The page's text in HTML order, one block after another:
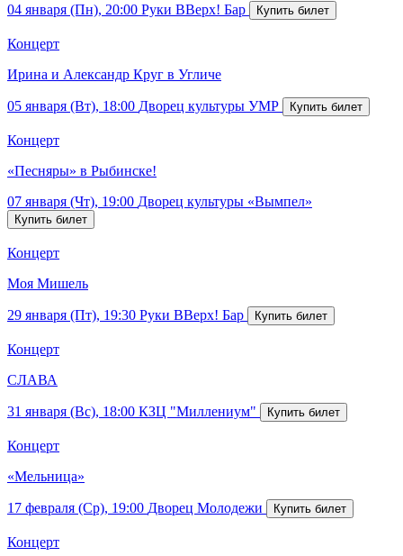
04 января (Пн), 20:00 Руки ВВерх! Бар
Концерт
Ирина и Александр Круг в Угличе
05 января (Вт), 18:00 Дворец культуры УМР
Концерт
«Песняры» в Рыбинске!
07 января (Чт), 19:00 Дворец культуры «Вымпел»
Концерт
Моя Мишель
29 января (Пт), 19:30 Руки ВВерх! Бар
Концерт
СЛАВА
31 января (Вс), 18:00 КЗЦ "Миллениум"
Концерт
«Мельница»
17 февраля (Ср), 19:00 Дворец Молодежи
Концерт